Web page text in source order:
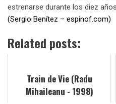
estrenarse durante los diez
(Sergio Benítez – espinof.com)
Related posts:
Train de Vie (Radu
Mihaileanu - 1998)